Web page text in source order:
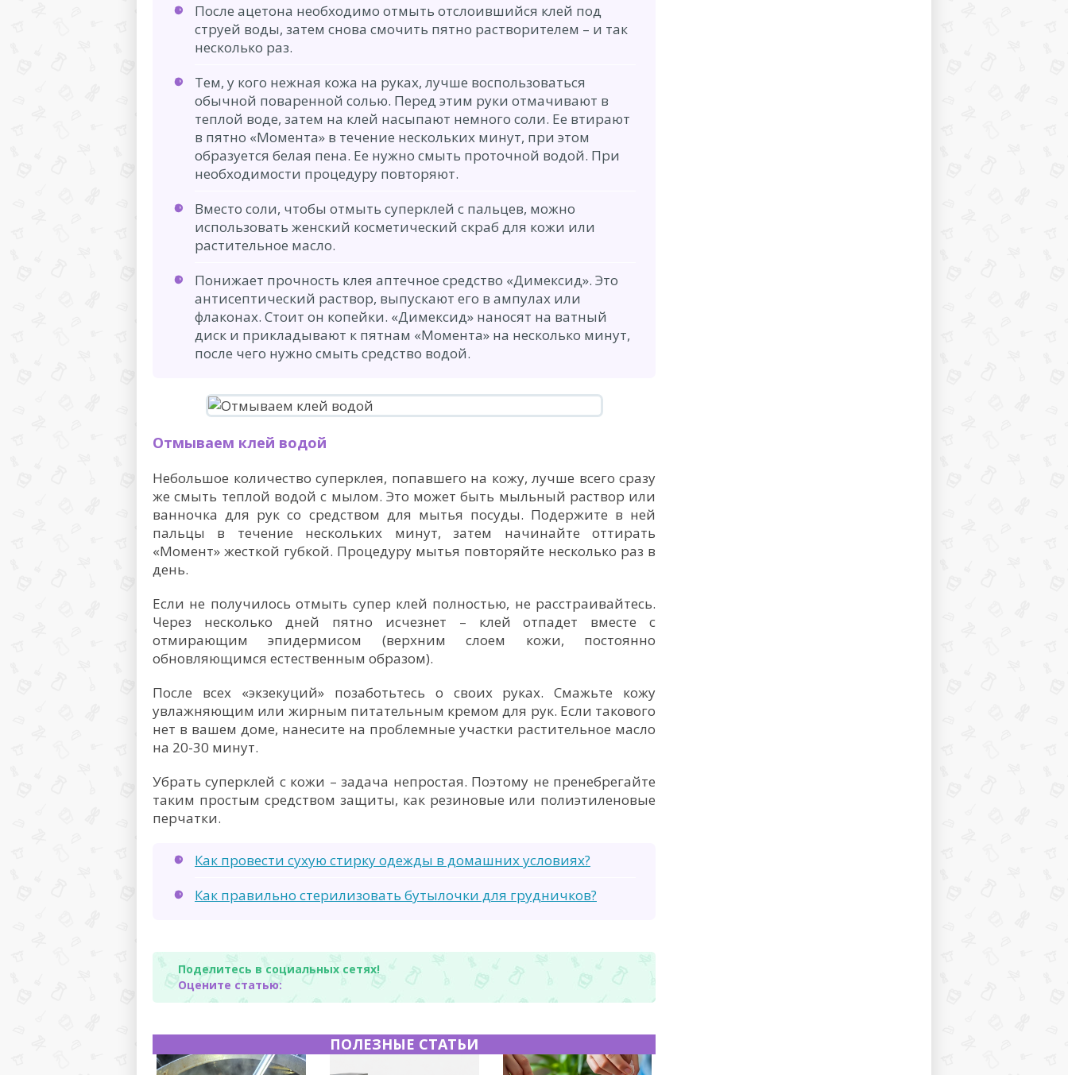
После ацетона необходимо отмыть отслоившийся клей под
струей воды, затем снова смочить пятно растворителем – и так
несколько раз.
Тем, у кого нежная кожа на руках, лучше воспользоваться
обычной поваренной солью. Перед этим руки отмачивают в
теплой воде, затем на клей насыпают немного соли. Ее втирают
в пятно «Момента» в течение нескольких минут, при этом
образуется белая пена. Ее нужно смыть проточной водой. При
необходимости процедуру повторяют.
Вместо соли, чтобы отмыть суперклей с пальцев, можно
использовать женский косметический скраб для кожи или
растительное масло.
Понижает прочность клея аптечное средство «Димексид». Это
антисептический раствор, выпускают его в ампулах или
флаконах. Стоит он копейки. «Димексид» наносят на ватный
диск и прикладывают к пятнам «Момента» на несколько минут,
после чего нужно смыть средство водой.
Отмываем клей водой
Небольшое количество суперклея, попавшего на кожу, лучше всего сразу
же смыть теплой водой с мылом. Это может быть мыльный раствор или
ванночка для рук со средством для мытья посуды. Подержите в ней
пальцы в течение нескольких минут, затем начинайте оттирать
«Момент» жесткой губкой. Процедуру мытья повторяйте несколько раз в
день.
Если не получилось отмыть супер клей полностью, не расстраивайтесь.
Через несколько дней пятно исчезнет – клей отпадет вместе с
отмирающим эпидермисом (верхним слоем кожи, постоянно
обновляющимся естественным образом).
После всех «экзекуций» позаботьтесь о своих руках. Смажьте кожу
увлажняющим или жирным питательным кремом для рук. Если такового
нет в вашем доме, нанесите на проблемные участки растительное масло
на 20-30 минут.
Убрать суперклей с кожи – задача непростая. Поэтому не пренебрегайте
таким простым средством защиты, как резиновые или полиэтиленовые
перчатки.
Как провести сухую стирку одежды в домашних условиях?
Как правильно стерилизовать бутылочки для грудничков?
Поделитесь в социальных сетях!
Оцените статью:
ПОЛЕЗНЫЕ СТАТЬИ